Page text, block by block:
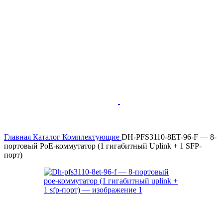
Главная Каталог Комплектующие DH-PFS3110-8ET-96-F — 8-
портовый PoE-коммутатор (1 гигабитный Uplink + 1 SFP-
порт)